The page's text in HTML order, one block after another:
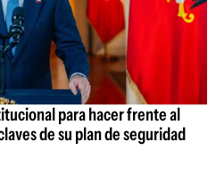
para hacer frente al
de su plan de seguridad